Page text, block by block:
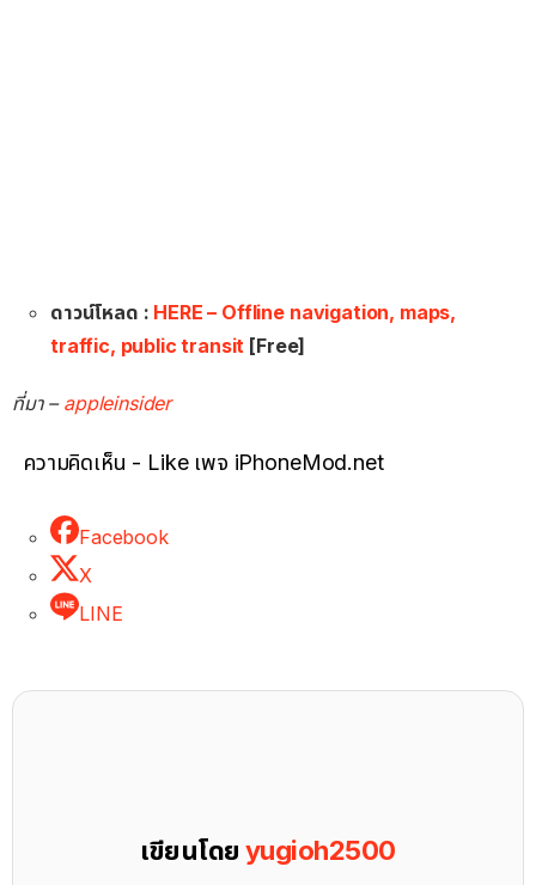
ดาวน์โหลด : HERE – Offline navigation, maps,
traffic, public transit [Free]
ที่มา – appleinsider
ความคิดเห็น - Like เพจ iPhoneMod.net
Facebook
X
LINE
เขียนโดยyugioh2500